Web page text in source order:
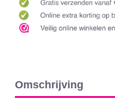
Omschrijving